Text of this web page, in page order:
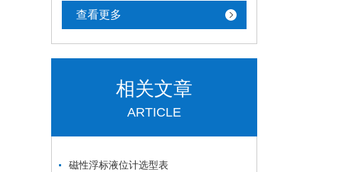
查看更多
相关文章
ARTICLE
磁性浮标液位计选型表